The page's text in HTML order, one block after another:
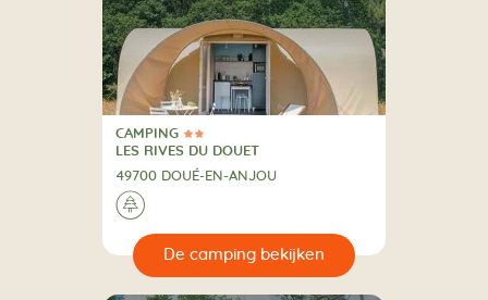
2 Sterren
CAMPING
CAMPING
LES RIVES DU DOUET
49700 DOUÉ-EN-ANJOU
🌲